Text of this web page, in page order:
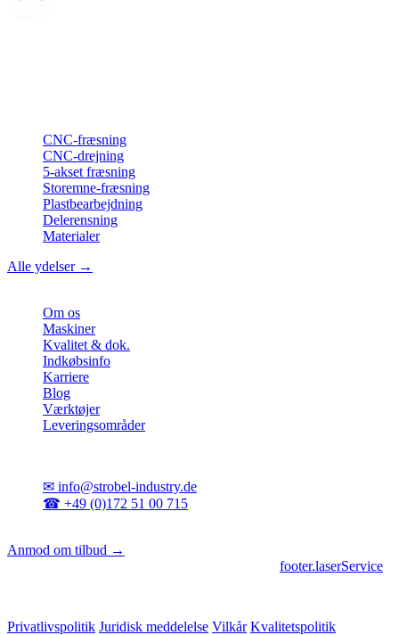
CNC-fræsning
CNC-drejning
5-akset fræsning
Storemne-fræsning
Plastbearbejdning
Delerensning
Materialer
Alle ydelser →
Om os
Maskiner
Kvalitet & dok.
Indkøbsinfo
Karriere
Blog
Værktøjer
Leveringsområder
✉ info@strobel-industry.de
☎ +49 (0)172 51 00 715
Anmod om tilbud →
footer.laserService
Privatlivspolitik Juridisk meddelelse Vilkår Kvalitetspolitik